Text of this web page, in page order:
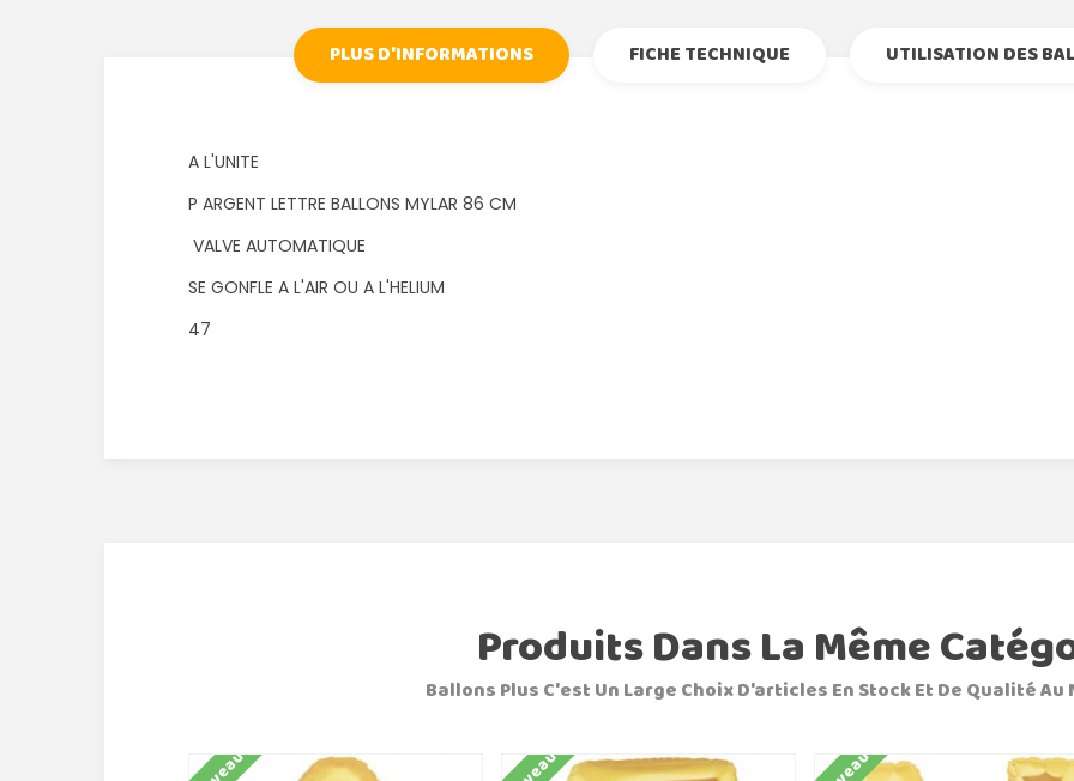
PLUS D'INFORMATIONS FICHE TECHNIQUE UTILISATION DES
A L'UNITE
P ARGENT LETTRE BALLONS MYLAR 86 CM
VALVE AUTOMATIQUE
SE GONFLE A L'AIR OU A L'HELIUM
47
Produits Dans La Même
Ballons Plus C'est Un Large Choix D'articles En Stock Et De Qualité